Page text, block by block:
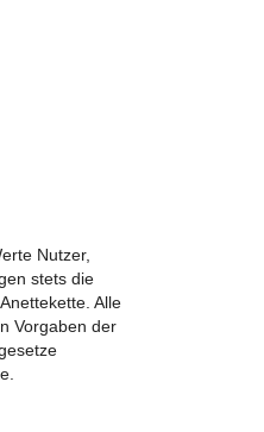
Nutzer,
stets die
Alle
Vorgaben der